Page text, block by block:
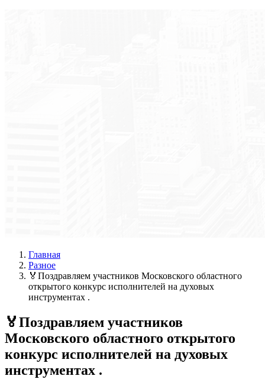
Главная
Разное
🏅Поздравляем участников Московского областного
открытого конкурс исполнителей на духовых
инструментах .
🏅Поздравляем участников
Московского областного открытого
конкурс исполнителей на духовых
инструментах .